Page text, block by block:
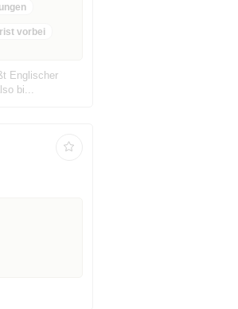
vorbei
Englischer
bi...